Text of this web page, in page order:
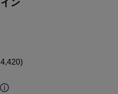
ン